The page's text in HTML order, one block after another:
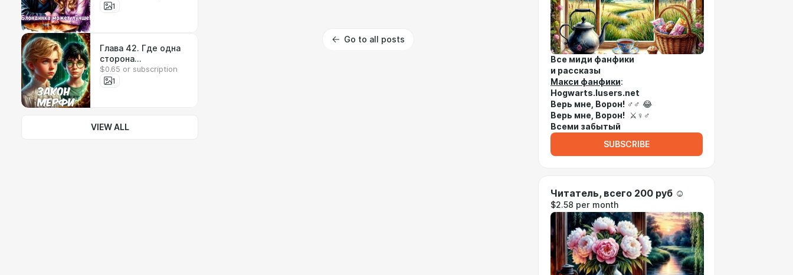
1
Глава 42. Где одна
сторона
лицедействует, а
другая прикасается
$0.65 or subscription
1
VIEW ALL
Go to all posts
Все миди фанфики
и рассказы
Макси фанфики:
Hogwarts.lusers.net
Верь мне, Ворон! ♂♂ 😂
Верь мне, Ворон! ⚔♀♂
Всеми забытый
SUBSCRIBE
Читатель, всего 200 руб ☺
$2.58 per month